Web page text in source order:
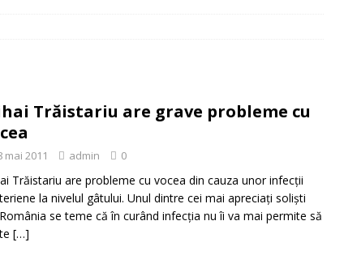
tempus
Flondor
MAGAZIN
Trăistariu are grave probleme cu
mai 2011 admin 0
Trăistariu are probleme cu vocea din cauza unor infecţii
la nivelul gâtului. Unul dintre cei mai apreciaţi solişti
se teme că în curând infecţia nu îi va mai permite să
[…]